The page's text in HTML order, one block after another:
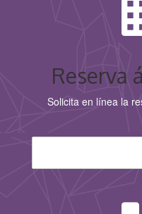
Reserva
Solicita en línea la